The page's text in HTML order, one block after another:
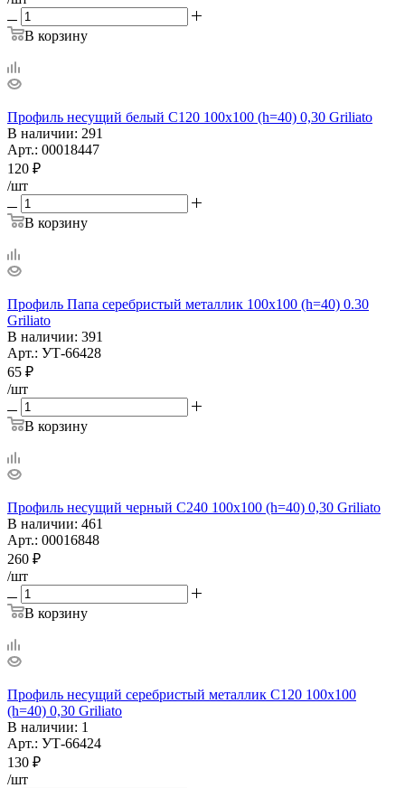
В корзину
Профиль несущий белый С120 100х100 (h=40) 0,30 Griliato
В наличии: 291
Арт.: 00018447
120 ₽
/шт
В корзину
Профиль Папа серебристый металлик 100х100 (h=40) 0.30
Griliato
В наличии: 391
Арт.: УТ-66428
65 ₽
/шт
В корзину
Профиль несущий черный С240 100х100 (h=40) 0,30 Griliato
В наличии: 461
Арт.: 00016848
260 ₽
/шт
В корзину
Профиль несущий серебристый металлик С120 100х100
(h=40) 0,30 Griliato
В наличии: 1
Арт.: УТ-66424
130 ₽
/шт